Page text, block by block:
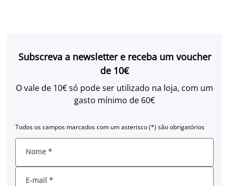
Subscreva a newsletter e receba um voucher
de 10€
O vale de 10€ só pode ser utilizado na loja, com um
gasto mínimo de 60€
Todos os campos marcados com um asterisco (*) são obrigatórios
Nome *
E-mail *